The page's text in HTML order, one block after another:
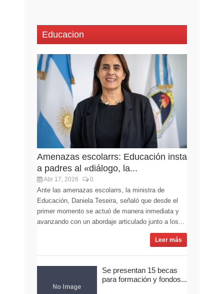
Educacion
Amenazas escolarrs: Educación insta
a padres al «diálogo, la...
Abr 17, 2026 0
Ante las amenazas escolarrs, la ministra de
Educación, Daniela Teseira, señaló que desde el
primer momento se actuó de manera inmediata y
avanzando con un abordaje articulado junto a los...
Leer más
Se presentan 15 becas
para formación y fondos...